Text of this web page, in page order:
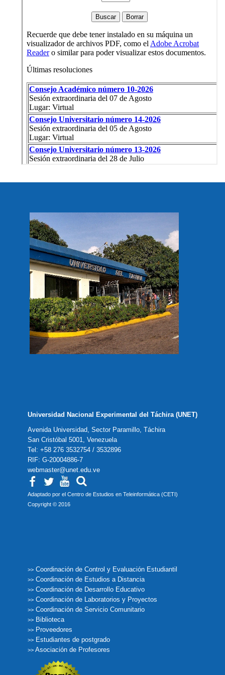
Universidad Nacional Experimental del Táchira (UNET)
Avenida Universidad, Sector Paramillo, Táchira
San Cristóbal 5001, Venezuela
Tel: +58 276 3532754 / 3532896
RIF: G-20004886-7
webmaster@unet.edu.ve
Adaptado por el Centro de Estudios en Teleinformática (CETI)
Copyright © 2016
>> Coordinación de Control y Evaluación Estudiantil
>> Coordinación de Estudios a Distancia
>> Coordinación de Desarrollo Educativo
>> Coordinación de Laboratorios y Proyectos
>> Coordinación de Servicio Comunitario
>> Biblioteca
>> Proveedores
>> Estudiantes de postgrado
>> Asociación de Profesores